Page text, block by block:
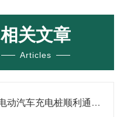
相关文章
Articles
安科瑞电动汽车充电桩顺利通过济南市静态交通云平台并网接入